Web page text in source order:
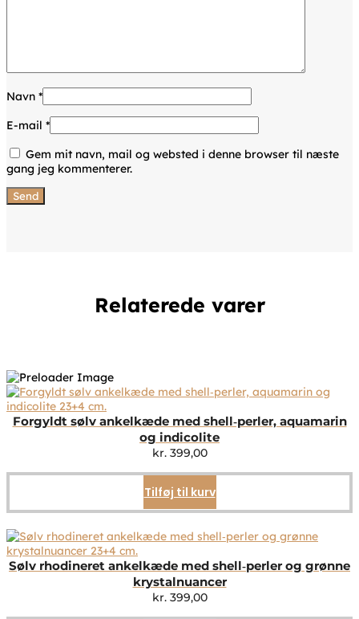
Navn *
E-mail *
Gem mit navn, mail og websted i denne browser til næste
gang jeg kommenterer.
Relaterede varer
Forgyldt sølv ankelkæde med shell‑perler, aquamarin
og indicolite
kr.399,00
Tilføj til kurv
Sølv rhodineret ankelkæde med shell‑perler og grønne
krystalnuancer
kr.399,00